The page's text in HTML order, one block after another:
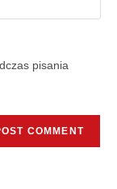
pisania